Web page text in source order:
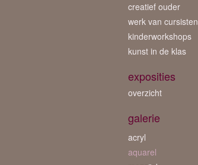
creatief ouder
werk van cursisten
kinderworkshops
kunst in de klas
exposities
overzicht
galerie
acryl
aquarel